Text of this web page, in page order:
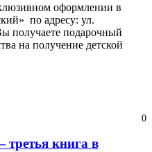
оформлении в
по адресу: ул.
получаете подарочный
на получение детской
0
книга в